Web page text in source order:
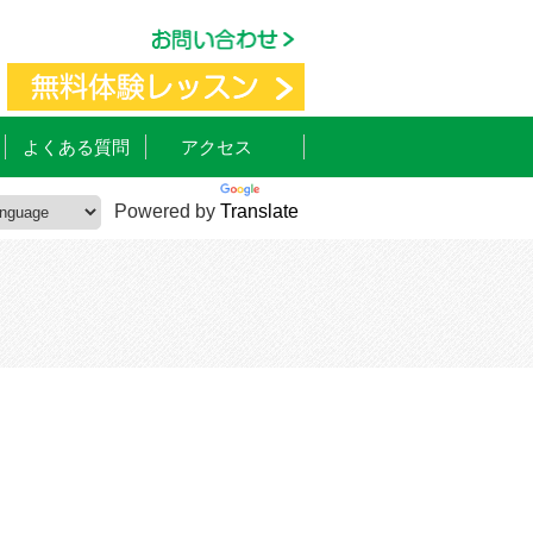
よくある質問 アクセス
Powered by Translate